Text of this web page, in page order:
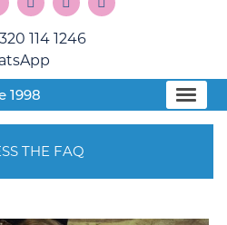
114 1246
1998
THE FAQ